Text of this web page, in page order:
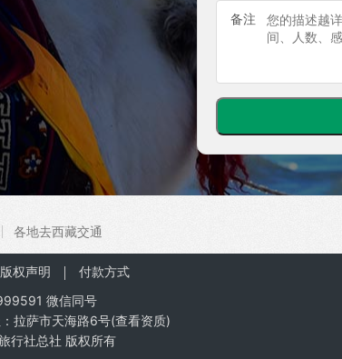
备注
各地去西藏交通
版权声明
付款方式
微信同号
拉萨市天海路6号(查看资质)
行社总社 版权所有